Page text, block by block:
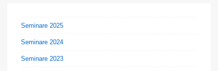
Seminare 2025
Seminare 2024
Seminare 2023